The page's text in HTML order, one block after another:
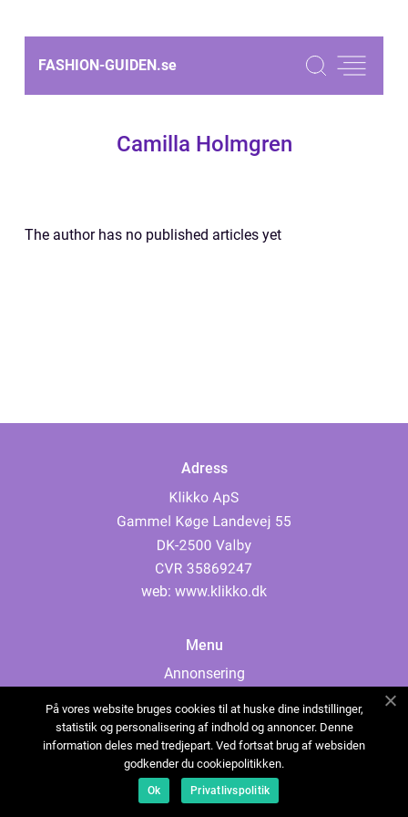
FASHION-GUIDEN.se
Camilla Holmgren
The author has no published articles yet
Adress
web: www.klikko.dk
Menu
Annonsering
Cookies
Kontakta oss
Sitemap
På vores website bruges cookies til at huske dine indstillinger,
statistik og personalisering af indhold og annoncer. Denne
information deles med tredjepart. Ved fortsat brug af websiden
godkender du cookiepolitikken.
Ok Privatlivspolitik